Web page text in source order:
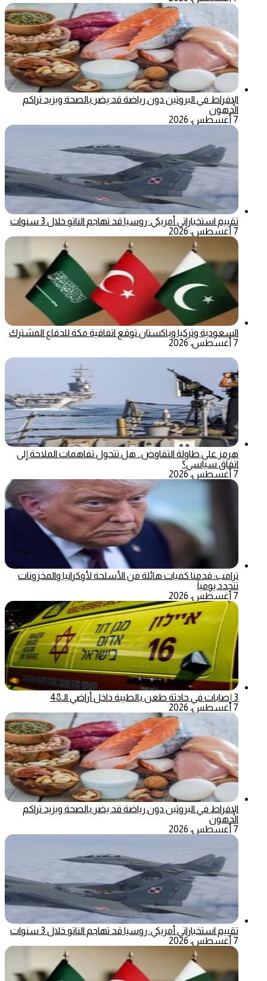
الإفراط في البروتين دون رياضة قد يضر بالصحة ويزيد تراكم
الدهون
7 أغسطس، 2026
تقييم استخباراتي أمريكي: روسيا قد تهاجم الناتو خلال 3 سنوات
7 أغسطس، 2026
السعودية وتركيا وباكستان توقع اتفاقية مكة للدفاع المشترك
7 أغسطس، 2026
هرمز على طاولة التفاوض.. هل تتحول تفاهمات الملاحة إلى
اتفاق سياسي؟
7 أغسطس، 2026
ترامب: قدمنا كميات هائلة من الأسلحة لأوكرانيا والمخزونات
تتجدد يومياً
7 أغسطس، 2026
3 إصابات في حادثة طعن بالطيبة داخل أراضي الـ48
7 أغسطس، 2026
الإفراط في البروتين دون رياضة قد يضر بالصحة ويزيد تراكم
الدهون
7 أغسطس، 2026
تقييم استخباراتي أمريكي: روسيا قد تهاجم الناتو خلال 3 سنوات
7 أغسطس، 2026